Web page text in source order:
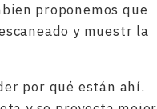
proponemos que
y muestr la
por qué están ahí.